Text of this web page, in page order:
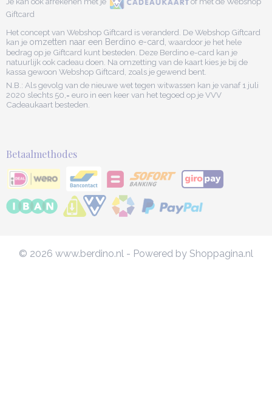
Giftcard
Het concept van Webshop Giftcard is veranderd. De Webshop Giftcard
kan je omzetten naar een Berdino e-card, waardoor je het hele
bedrag op je Giftcard kunt besteden. Deze Berdino e-card kan je
natuurlijk ook cadeau doen. Na omzetting van de kaart kies je bij de
kassa gewoon Webshop Giftcard, zoals je gewend bent.
N.B.: Als gevolg van de nieuwe wet tegen witwassen kan je vanaf 1 juli
2020 slechts 50,= euro in een keer van het tegoed op je VVV
Cadeaukaart besteden.
Betaalmethodes
© 2026 www.berdino.nl - Powered by Shoppagina.nl